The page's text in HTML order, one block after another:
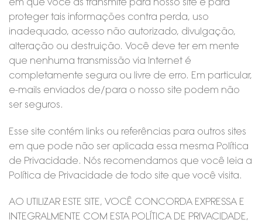
proteger tais informações contra perda, uso
inadequado, acesso não autorizado, divulgação,
alteração ou destruição. Você deve ter em mente
que nenhuma transmissão via Internet é
completamente segura ou livre de erro. Em particular,
e-mails enviados de/para o nosso site podem não
ser seguros.
Esse site contém links ou referências para outros sites
em que pode não ser aplicada essa mesma Política
de Privacidade. Nós recomendamos que você leia a
Política de Privacidade de todo site que você visita.
AO UTILIZAR ESTE SITE, VOCÊ CONCORDA EXPRESSA E
INTEGRALMENTE COM ESTA POLÍTICA DE PRIVACIDADE,